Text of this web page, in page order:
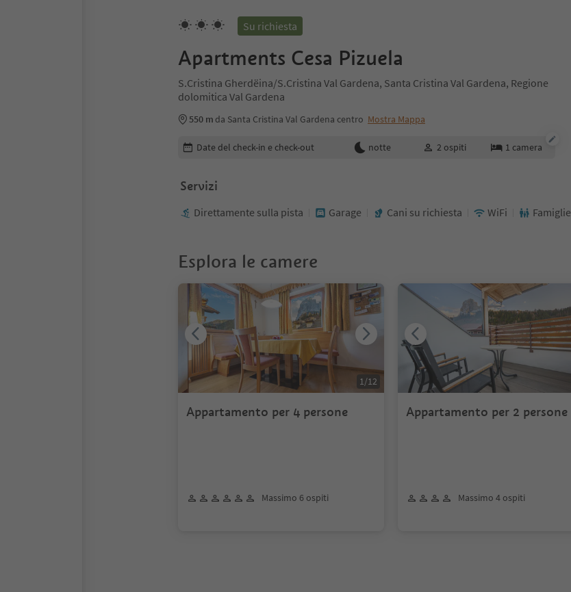
Su richiesta
Apartments Cesa Pizuela
S.Cristina Gherdëina/S.Cristina Val Gardena, Santa Cristina Val Gardena, Regione
dolomitica Val Gardena
550 m da Santa Cristina Val Gardena centro Mostra Mappa
Modifica i dettagli della prenotazione
Date del check-in e check-out notte 2 ospiti 1 camera
Servizi
Direttamente sulla pista Garage Cani su richiesta WiFi Famiglie
Esplora le camere
Appartamento per 4 persone
Massimo 6 ospiti
1/12
Appartamento per 2 persone
Massimo 4 ospiti